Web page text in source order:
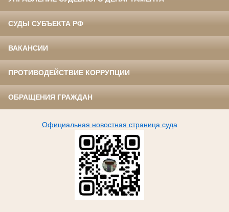
СУДЫ СУБЪЕКТА РФ
ВАКАНСИИ
ПРОТИВОДЕЙСТВИЕ КОРРУПЦИИ
ОБРАЩЕНИЯ ГРАЖДАН
Официальная новостная страница суда